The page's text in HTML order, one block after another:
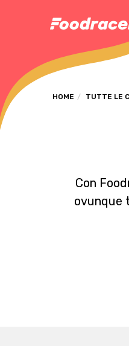
HOME TUTTE LE
Con
ovunque